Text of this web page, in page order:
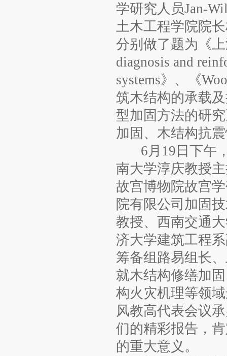
学研究人员Jan-
土木工程学院院
分别做了题为《
diagnosis and
systems》、《
筑木结构的承载
型加固方法的研
加固、木结构抗
6月19日下午，
南大学淳庆教授
故宫博物院故宫
院有限公司加固
教授、西南交通
济大学建筑工程
筹备组路易组长
就木结构修缮加
构火灾机理等领
风教高代表会议
们的精彩报告，
的重大意义。